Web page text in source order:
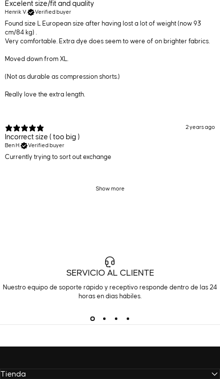
Excelent size/fit and quality
Henrik V. Verified buyer
Found size L European size after having lost a lot of weight (now 93
cm/84 kg) .
Very comfortable. Extra dye does seem to were of on brighter fabrics.
Moved down from XL.
(Not as durable as compression shorts.)
Really love the extra length.
2 years ago
Incorrect size ( too big )
Ben H. Verified buyer
Currently trying to sort out exchange
Show more
SERVICIO AL CLIENTE
Nuestro equipo de soporte rápido y receptivo responde dentro de las 24
horas en días hábiles.
Tienda